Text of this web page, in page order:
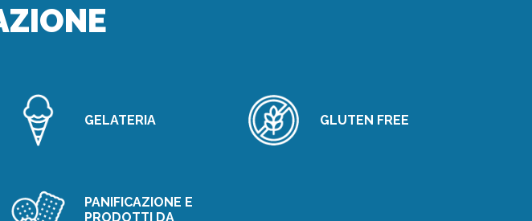
GELATERIA GLUTEN FREE
PANIFICAZIONE E
PRODOTTI DA